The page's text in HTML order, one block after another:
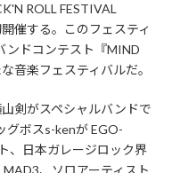
ROLL FESTIVAL
催する。このフェスティ
ンドコンテスト『MIND
音楽フェスティバルだ。
剣がスペシャルバンドで
グボスs-kenが EGO-
、日本ガレージロック界